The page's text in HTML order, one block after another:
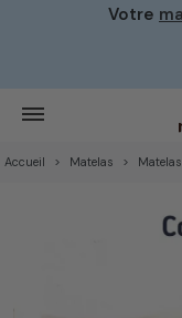
Votre
Accueil Matelas